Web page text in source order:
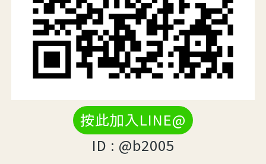
按此加入LINE@
ID : @b2005